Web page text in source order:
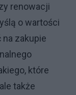
renowacji
o wartości
zakupie
które
także